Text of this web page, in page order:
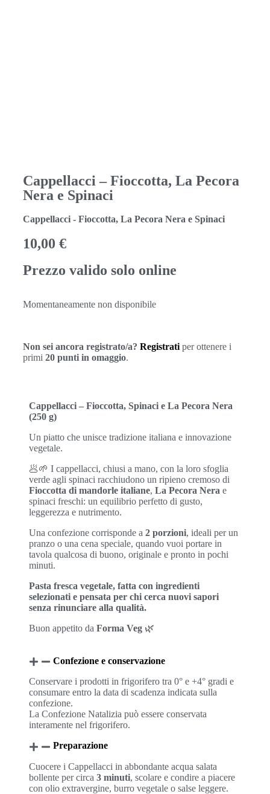
Cappellacci – Fioccotta, La Pecora
Nera e Spinaci
Cappellacci - Fioccotta, La Pecora Nera e Spinaci
10,00 €
Prezzo valido solo online
Momentaneamente non disponibile
Non sei ancora registrato/a? Registrati per ottenere i
primi 20 punti in omaggio.
Cappellacci – Fioccotta, Spinaci e La Pecora Nera
(250 g)
Un piatto che unisce tradizione italiana e innovazione
vegetale.
🥟🌱 I cappellacci, chiusi a mano, con la loro sfoglia
verde agli spinaci racchiudono un ripieno cremoso di
Fioccotta di mandorle italiane, La Pecora Nera e
spinaci freschi: un equilibrio perfetto di gusto,
leggerezza e nutrimento.
Una confezione corrisponde a 2 porzioni, ideali per un
pranzo o una cena speciale, quando vuoi portare in
tavola qualcosa di buono, originale e pronto in pochi
minuti.
Pasta fresca vegetale, fatta con ingredienti
selezionati e pensata per chi cerca nuovi sapori
senza rinunciare alla qualità.
Buon appetito da Forma Veg 🌿
Confezione e conservazione
Conservare i prodotti in frigorifero tra 0° e +4° gradi e
consumare entro la data di scadenza indicata sulla
confezione.
La Confezione Natalizia può essere conservata
interamente nel frigorifero.
Preparazione
Cuocere i Cappellacci in abbondante acqua salata
bollente per circa 3 minuti, scolare e condire a piacere
con olio extravergine, burro vegetale o salse leggere.